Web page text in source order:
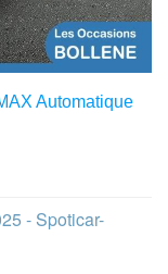
Automatique
- Spoticar-